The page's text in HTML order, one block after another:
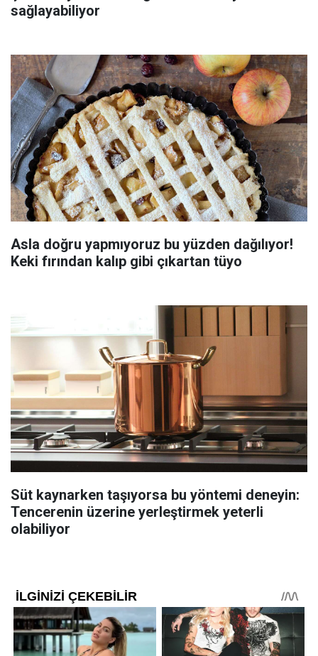
sağlayabiliyor
Asla doğru yapmıyoruz bu yüzden dağılıyor!
Keki fırından kalıp gibi çıkartan tüyo
Süt kaynarken taşıyorsa bu yöntemi deneyin:
Tencerenin üzerine yerleştirmek yeterli
olabiliyor